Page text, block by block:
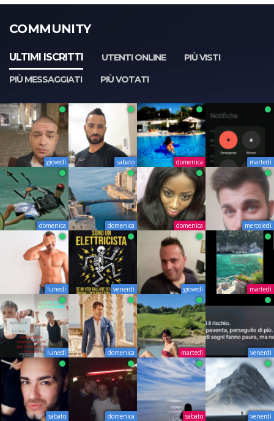
COMMUNITY
ULTIMI ISCRITTI UTENTI ONLINE
PIÙ VISTI
PIÙ MESSAGGIATI
PIÙ VOTATI
giovedì sabato domenica martedì
domenica domenica domenica mercoledì
lunedì venerdì giovedì martedì
lunedì domenica martedì venerdì
sabato domenica sabato venerdì